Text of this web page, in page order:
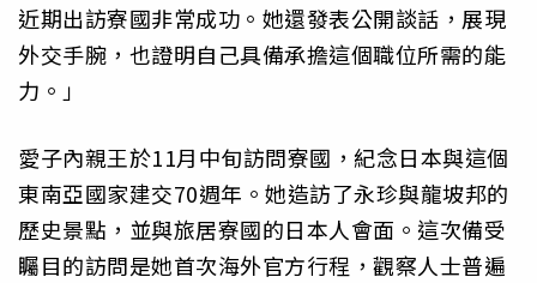
近期出訪寮國非常成功。她還發表公開談話，展現
外交手腕，也證明自己具備承擔這個職位所需的能
力。」
愛子內親王於11月中旬訪問寮國，紀念日本與這個
東南亞國家建交70週年。她造訪了永珍與龍坡邦的
歷史景點，並與旅居寮國的日本人會面。這次備受
矚目的訪問是她首次海外官方行程，觀察人士普遍